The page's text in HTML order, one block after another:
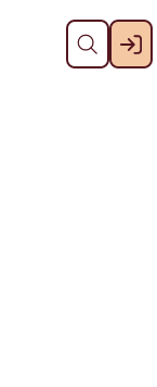
Dahph